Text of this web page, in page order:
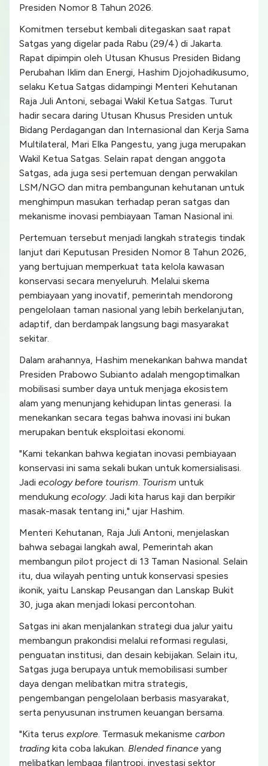
Presiden Nomor 8 Tahun 2026.
Komitmen tersebut kembali ditegaskan saat rapat
Satgas yang digelar pada Rabu (29/4) di Jakarta.
Rapat dipimpin oleh Utusan Khusus Presiden Bidang
Perubahan Iklim dan Energi, Hashim Djojohadikusumo,
selaku Ketua Satgas didampingi Menteri Kehutanan
Raja Juli Antoni, sebagai Wakil Ketua Satgas. Turut
hadir secara daring Utusan Khusus Presiden untuk
Bidang Perdagangan dan Internasional dan Kerja Sama
Multilateral, Mari Elka Pangestu, yang juga merupakan
Wakil Ketua Satgas. Selain rapat dengan anggota
Satgas, ada juga sesi pertemuan dengan perwakilan
LSM/NGO dan mitra pembangunan kehutanan untuk
menghimpun masukan terhadap peran satgas dan
mekanisme inovasi pembiayaan Taman Nasional ini.
Pertemuan tersebut menjadi langkah strategis tindak
lanjut dari Keputusan Presiden Nomor 8 Tahun 2026,
yang bertujuan memperkuat tata kelola kawasan
konservasi secara menyeluruh. Melalui skema
pembiayaan yang inovatif, pemerintah mendorong
pengelolaan taman nasional yang lebih berkelanjutan,
adaptif, dan berdampak langsung bagi masyarakat
sekitar.
Dalam arahannya, Hashim menekankan bahwa mandat
Presiden Prabowo Subianto adalah mengoptimalkan
mobilisasi sumber daya untuk menjaga ekosistem
alam yang menunjang kehidupan lintas generasi. Ia
menekankan secara tegas bahwa inovasi ini bukan
merupakan bentuk eksploitasi ekonomi.
"Kami tekankan bahwa kegiatan inovasi pembiayaan
konservasi ini sama sekali bukan untuk komersialisasi.
Jadi ecology before tourism. Tourism untuk
mendukung ecology. Jadi kita harus kaji dan berpikir
masak-masak tentang ini," ujar Hashim.
Menteri Kehutanan, Raja Juli Antoni, menjelaskan
bahwa sebagai langkah awal, Pemerintah akan
membangun pilot project di 13 Taman Nasional. Selain
itu, dua wilayah penting untuk konservasi spesies
ikonik, yaitu Lanskap Peusangan dan Lanskap Bukit
30, juga akan menjadi lokasi percontohan.
Satgas ini akan menjalankan strategi dua jalur yaitu
membangun prakondisi melalui reformasi regulasi,
penguatan institusi, dan desain kebijakan. Selain itu,
Satgas juga berupaya untuk memobilisasi sumber
daya dengan melibatkan mitra strategis,
pengembangan pengelolaan berbasis masyarakat,
serta penyusunan instrumen keuangan bersama.
"Kita terus explore. Termasuk mekanisme carbon
trading kita coba lakukan. Blended finance yang
melibatkan lembaga filantropi, investasi sektor